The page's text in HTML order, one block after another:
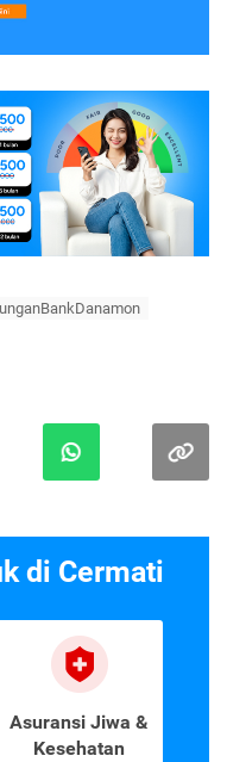
di Cermati
Asuransi Jiwa &
Kesehatan